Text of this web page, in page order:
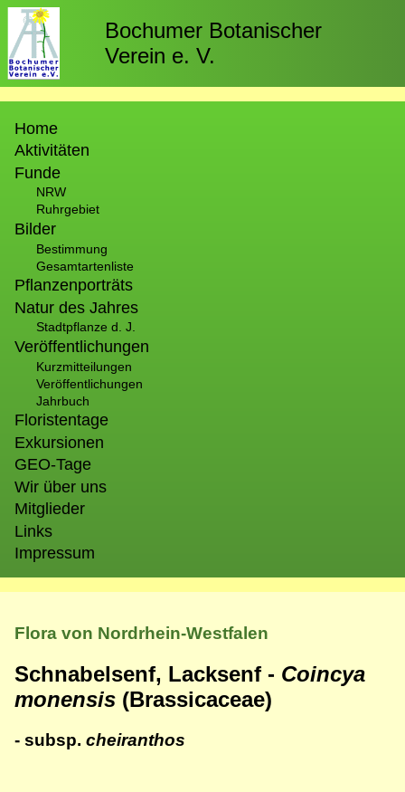
Direkt
zum
Inhalt
Bochumer Botanischer
Verein e. V.
Home
Aktivitäten
Funde
NRW
Ruhrgebiet
Bilder
Bestimmung
Gesamtartenliste
Pflanzenporträts
Natur des Jahres
Stadtpflanze d. J.
Veröffentlichungen
Kurzmitteilungen
Veröffentlichungen
Jahrbuch
Floristentage
Exkursionen
GEO-Tage
Wir über uns
Mitglieder
Links
Impressum
Flora von Nordrhein-Westfalen
Schnabelsenf, Lacksenf - Coincya
monensis (Brassicaceae)
- subsp. cheiranthos